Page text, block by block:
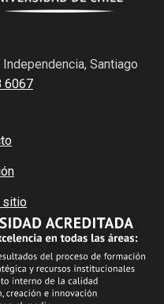
Santiago
6067
sitio